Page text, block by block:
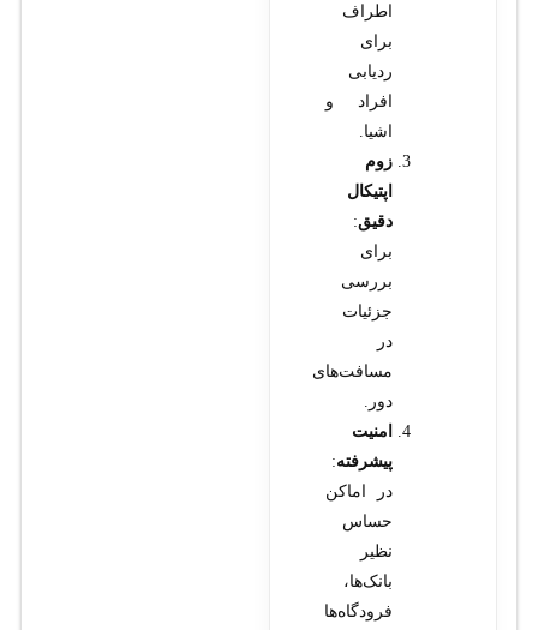
اطراف
برای
ردیابی
افراد و
اشیا.
زوم
اپتیکال
دقیق:
برای
بررسی
جزئیات
در
مسافت‌های
دور.
امنیت
پیشرفته:
در اماکن
حساس
نظیر
بانک‌ها،
فرودگاه‌ها